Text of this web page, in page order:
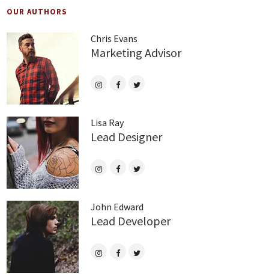
OUR AUTHORS
Chris Evans
Marketing Advisor
Lisa Ray
Lead Designer
John Edward
Lead Developer